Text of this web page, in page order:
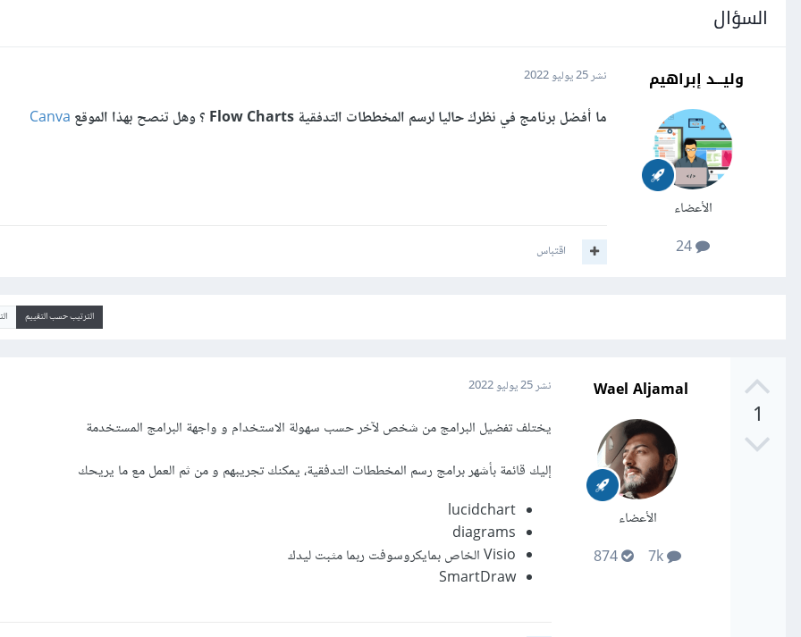
السؤال
وليـــد إبراهيم
الأعضاء
نشر25 يوليو 2022
ما أفضل برنامج في نظرك حاليا لرسم المخططات التدفقية Flow Charts ؟ وهل تنصح بهذا الموقع Canva
اقتباس
الترتيب حسب التقييم
1
Wael Aljamal
الأعضاء
نشر25 يوليو 2022
يختلف تفضيل البرامج من شخص لآخر حسب سهولة الاستخدام و واجهة البرامج المستخدمة
إليك قائمة بأشهر برامج رسم المخططات التدفقية، يمكنك تجريبهم و من ثم العمل مع ما يريحك
lucidchart
diagrams
Visio الخاص بمايكروسوفت ربما مثبت ليدك
SmartDraw